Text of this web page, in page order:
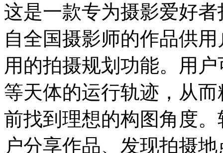
这是一款专为摄影爱好
自全国摄影师的作品供
用的拍摄规划功能。用
等天体的运行轨迹，从
前找到理想的构图角度
户分享作品、发现拍摄